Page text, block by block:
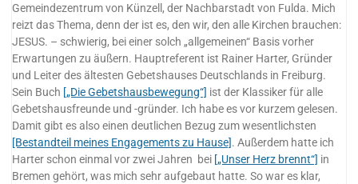
Gemeindezentrum von Künzell, der Nachbarstadt von Fulda. Mich
reizt das Thema, denn der ist es, den wir, den alle Kirchen brauchen:
JESUS. – schwierig, bei einer solch „allgemeinen“ Basis vorher
Erwartungen zu äußern. Hauptreferent ist Rainer Harter, Gründer
und Leiter des ältesten Gebetshauses Deutschlands in Freiburg.
Sein Buch [„Die Gebetshausbewegung“] ist der Klassiker für alle
Gebetshausfreunde und -gründer. Ich habe es vor kurzem gelesen.
Damit gibt es also einen deutlichen Bezug zum wesentlichsten
[Bestandteil meines Engagements zu Hause]. Außerdem hatte ich
Harter schon einmal vor zwei Jahren bei [„Unser Herz brennt“] in
Bremen gehört, was mich sehr aufgebaut hatte. So war es klar,